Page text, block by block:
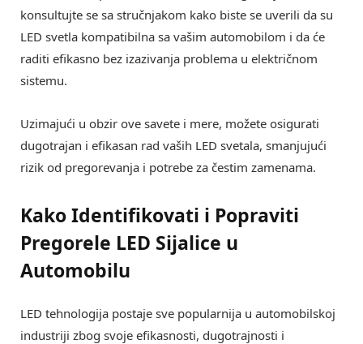
konsultujte se sa stručnjakom kako biste se uverili da su
LED svetla kompatibilna sa vašim automobilom i da će
raditi efikasno bez izazivanja problema u električnom
sistemu.
Uzimajući u obzir ove savete i mere, možete osigurati
dugotrajan i efikasan rad vaših LED svetala, smanjujući
rizik od pregorevanja i potrebe za čestim zamenama.
Kako Identifikovati i Popraviti
Pregorele LED Sijalice u
Automobilu
LED tehnologija postaje sve popularnija u automobilskoj
industriji zbog svoje efikasnosti, dugotrajnosti i